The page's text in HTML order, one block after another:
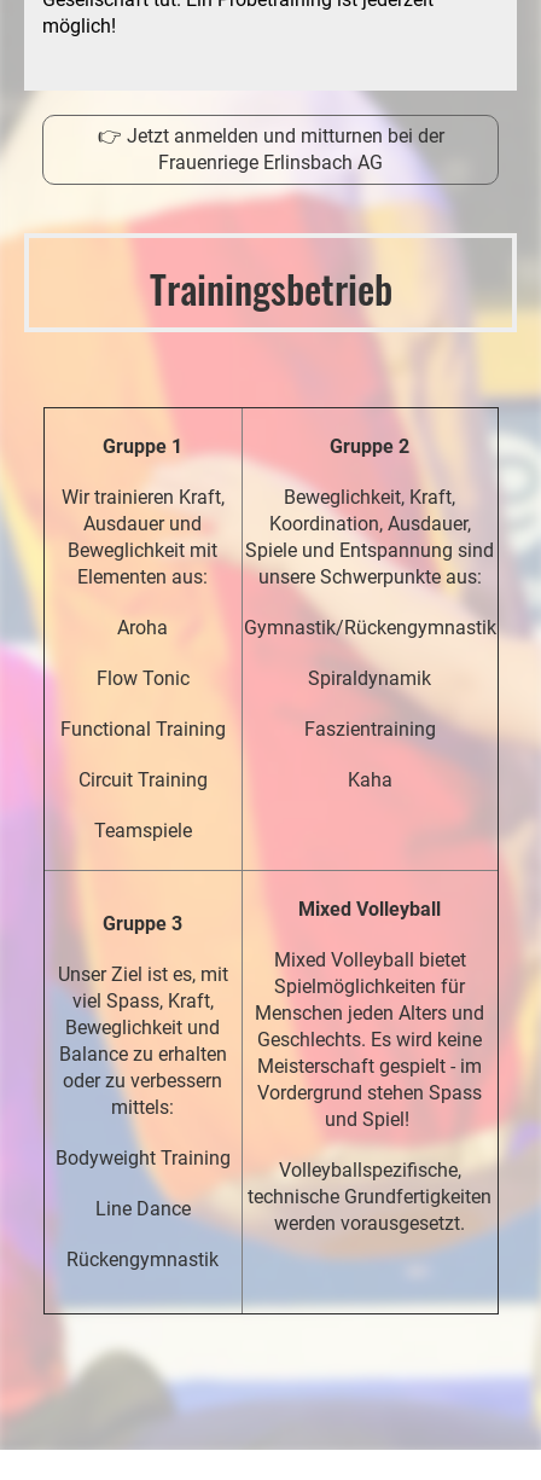
möglich!
👉 Jetzt anmelden und mitturnen bei der
Frauenriege Erlinsbach AG
Trainingsbetrieb
Gruppe 1
Wir trainieren Kraft,
Ausdauer und
Beweglichkeit mit
Elementen aus:
Aroha
Flow Tonic
Functional Training
Circuit Training
Teamspiele
Gruppe 2
Beweglichkeit, Kraft,
Koordination, Ausdauer,
Spiele und Entspannung sind
unsere Schwerpunkte aus:
Gymnastik/Rückengymnastik
Spiraldynamik
Faszientraining
Kaha
Gruppe 3
Unser Ziel ist es, mit
viel Spass, Kraft,
Beweglichkeit und
Balance zu erhalten
oder zu verbessern
mittels:
Bodyweight Training
Line Dance
Rückengymnastik
Mixed Volleyball
Mixed Volleyball bietet
Spielmöglichkeiten für
Menschen jeden Alters und
Geschlechts. Es wird keine
Meisterschaft gespielt - im
Vordergrund stehen Spass
und Spiel!
Volleyballspezifische,
technische Grundfertigkeiten
werden vorausgesetzt.